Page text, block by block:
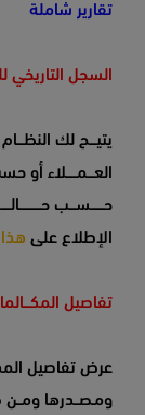
تقارير شاملة
السجل التاريخي
يتيـــح لك
العـــمـــــلاء
حــــــســـب
الإطلاع على
تفاصيل
عرض تفاصيل
ومـصــدرها